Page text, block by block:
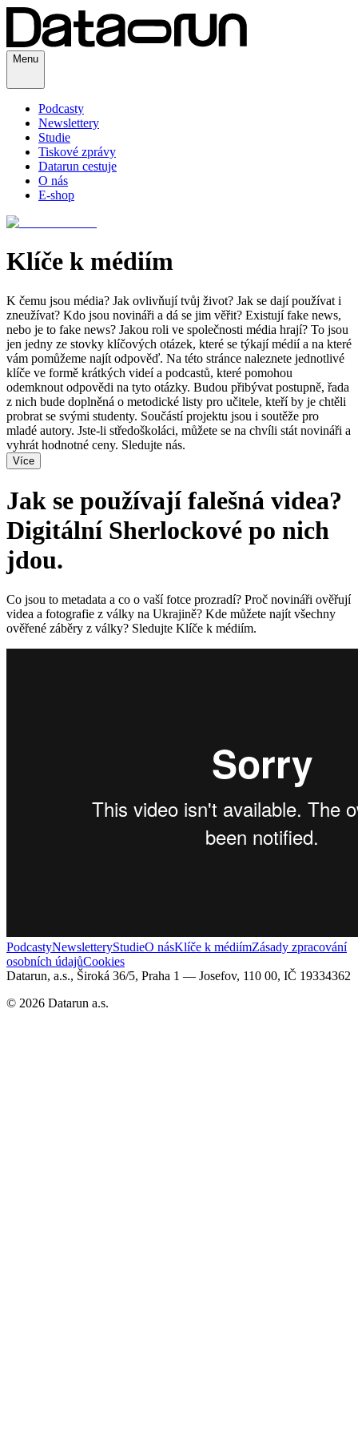
Menu
Podcasty
Newslettery
Studie
Tiskové zprávy
Datarun cestuje
O nás
E-shop
Klíče k médiím
K čemu jsou média? Jak ovlivňují tvůj život? Jak se dají používat i
zneužívat? Kdo jsou novináři a dá se jim věřit? Existují fake news,
nebo je to fake news? Jakou roli ve společnosti média hrají? To jsou
jen jedny ze stovky klíčových otázek, které se týkají médií a na které
vám pomůžeme najít odpověď. Na této stránce naleznete jednotlivé
klíče ve formě krátkých videí a podcastů, které pomohou
odemknout odpovědi na tyto otázky. Budou přibývat postupně, řada
z nich bude doplněná o metodické listy pro učitele, kteří by je chtěli
probrat se svými studenty. Součástí projektu jsou i soutěže pro
mladé autory. Jste-li středoškoláci, můžete se na chvíli stát novináři a
vyhrát hodnotné ceny. Sledujte nás.
Více
Jak se používají falešná videa?
Digitální Sherlockové po nich
jdou.
Co jsou to metadata a co o vaší fotce prozradí? Proč novináři ověřují
videa a fotografie z války na Ukrajině? Kde můžete najít všechny
ověřené záběry z války? Sledujte Klíče k médiím.
PodcastyNewsletteryStudieO násKlíče k médiímZásady zpracování
osobních údajůCookies
Datarun, a.s., Široká 36/5, Praha 1 — Josefov, 110 00, IČ 19334362
© 2026 Datarun a.s.